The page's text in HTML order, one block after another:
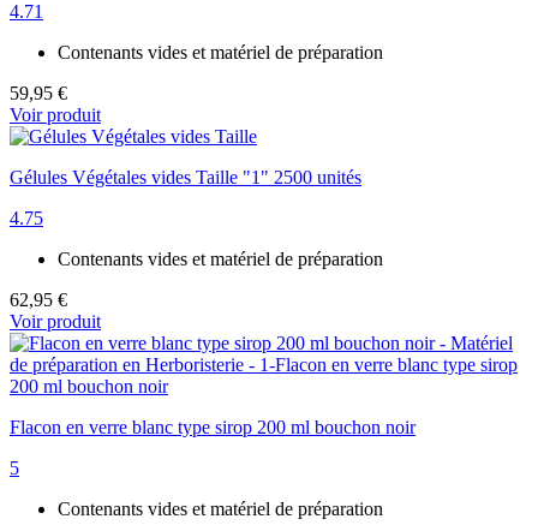
4.71
Contenants vides et matériel de préparation
59,95 €
Voir produit
Gélules Végétales vides Taille "1" 2500 unités
4.75
Contenants vides et matériel de préparation
62,95 €
Voir produit
Flacon en verre blanc type sirop 200 ml bouchon noir
5
Contenants vides et matériel de préparation